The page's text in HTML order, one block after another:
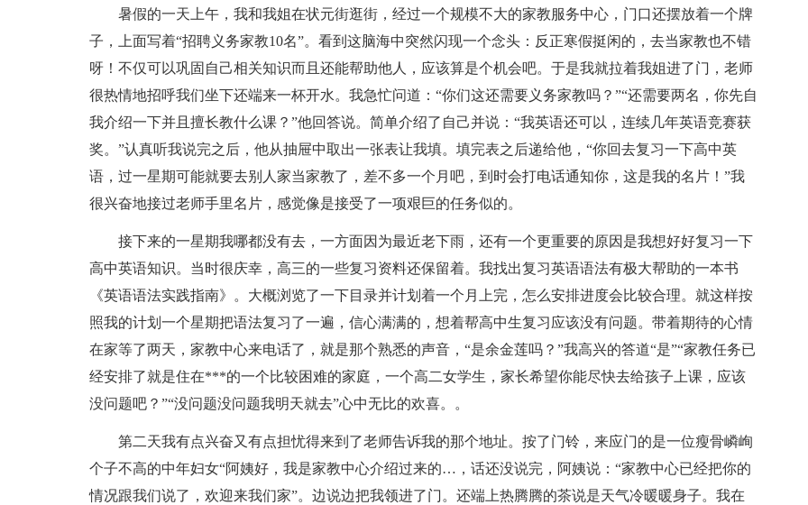
暑假的一天上午，我和我姐在状元街逛街，经过一个规模不大的家教服务中心，门口还摆放着一个牌
子，上面写着“招聘义务家教10名”。看到这脑海中突然闪现一个念头：反正寒假挺闲的，去当家教也不错
呀！不仅可以巩固自己相关知识而且还能帮助他人，应该算是个机会吧。于是我就拉着我姐进了门，老师
很热情地招呼我们坐下还端来一杯开水。我急忙问道：“你们这还需要义务家教吗？”“还需要两名，你先自
我介绍一下并且擅长教什么课？”他回答说。简单介绍了自己并说：“我英语还可以，连续几年英语竞赛获
奖。”认真听我说完之后，他从抽屉中取出一张表让我填。填完表之后递给他，“你回去复习一下高中英
语，过一星期可能就要去别人家当家教了，差不多一个月吧，到时会打电话通知你，这是我的名片！”我
很兴奋地接过老师手里名片，感觉像是接受了一项艰巨的任务似的。
接下来的一星期我哪都没有去，一方面因为最近老下雨，还有一个更重要的原因是我想好好复习一下
高中英语知识。当时很庆幸，高三的一些复习资料还保留着。我找出复习英语语法有极大帮助的一本书
《英语语法实践指南》。大概浏览了一下目录并计划着一个月上完，怎么安排进度会比较合理。就这样按
照我的计划一个星期把语法复习了一遍，信心满满的，想着帮高中生复习应该没有问题。带着期待的心情
在家等了两天，家教中心来电话了，就是那个熟悉的声音，“是余金莲吗？”我高兴的答道“是”“家教任务已
经安排了就是住在***的一个比较困难的家庭，一个高二女学生，家长希望你能尽快去给孩子上课，应该
没问题吧？”“没问题没问题我明天就去”心中无比的欢喜。。
第二天我有点兴奋又有点担忧得来到了老师告诉我的那个地址。按了门铃，来应门的是一位瘦骨嶙峋
个子不高的中年妇女“阿姨好，我是家教中心介绍过来的…，话还没说完，阿姨说：“家教中心已经把你的
情况跟我们说了，欢迎来我们家”。边说边把我领进了门。还端上热腾腾的茶说是天气冷暖暖身子。我在